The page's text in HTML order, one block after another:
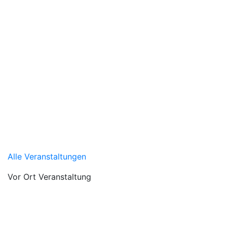
Alle Veranstaltungen
Vor Ort Veranstaltung